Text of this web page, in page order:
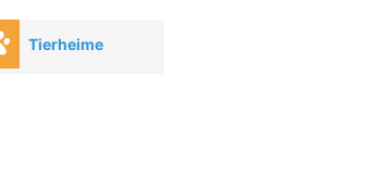
Tierheime